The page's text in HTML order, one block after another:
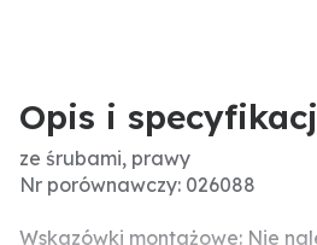
Opis i
ze śrubami, prawy
Nr porównawczy: 026088
Wskazówki montażowe: Nie